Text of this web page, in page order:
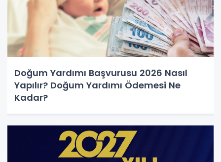
Doğum Yardımı Başvurusu 2026 Nasıl
Yapılır? Doğum Yardımı Ödemesi Ne
Kadar?